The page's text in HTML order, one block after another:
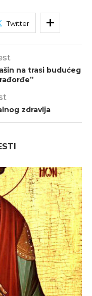
Twitter
na trasi budućeg
zdravlja